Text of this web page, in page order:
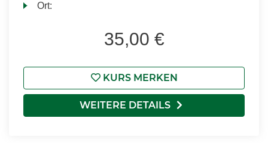
Ort:
35,00 €
KURS MERKEN
WEITERE DETAILS